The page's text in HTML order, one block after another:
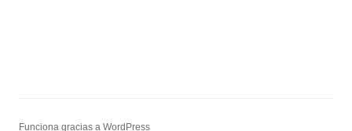
Funciona gracias a WordPress